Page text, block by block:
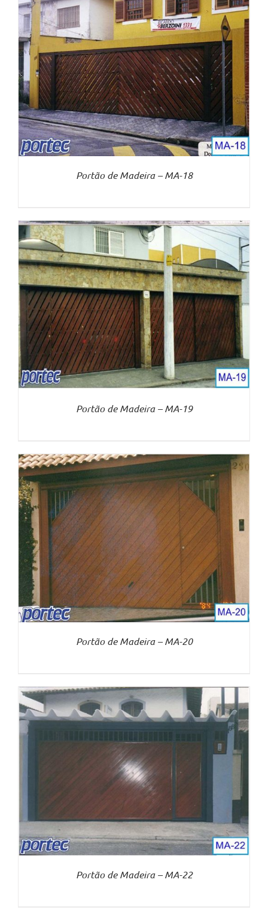
Portão de Madeira – MA-18
Portão de Madeira – MA-19
Portão de Madeira – MA-20
Portão de Madeira – MA-22